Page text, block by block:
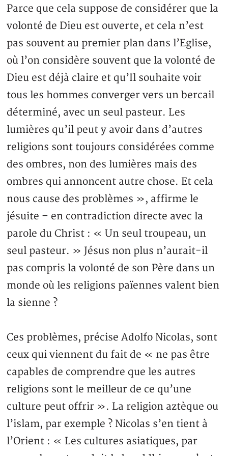
Parce que cela suppose de considérer que la
volonté de Dieu est ouverte, et cela n’est
pas souvent au premier plan dans l’Eglise,
où l’on considère souvent que la volonté de
Dieu est déjà claire et qu’Il souhaite voir
tous les hommes converger vers un bercail
déterminé, avec un seul pasteur. Les
lumières qu’il peut y avoir dans d’autres
religions sont toujours considérées comme
des ombres, non des lumières mais des
ombres qui annoncent autre chose. Et cela
nous cause des problèmes », affirme le
jésuite – en contradiction directe avec la
parole du Christ : « Un seul troupeau, un
seul pasteur. » Jésus non plus n’aurait-il
pas compris la volonté de son Père dans un
monde où les religions païennes valent bien
la sienne ?
Ces problèmes, précise Adolfo Nicolas, sont
ceux qui viennent du fait de « ne pas être
capables de comprendre que les autres
religions sont le meilleur de ce qu’une
culture peut offrir ». La religion aztèque ou
l’islam, par exemple ? Nicolas s’en tient à
l’Orient : « Les cultures asiatiques, par